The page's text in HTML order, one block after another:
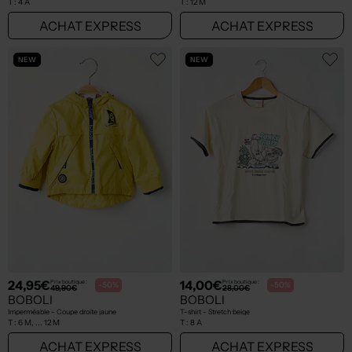
T : 4 A
ACHAT EXPRESS
T : 12 M
ACHAT EXPRESS
NEW
24,95€Prix boutique :
49,90€ -50%
BOBOLI
Imperméable - Coupe droite jaune
T : 6 M, ... 12 M
ACHAT EXPRESS
NEW
14,00€Prix boutique :
28,00€ -50%
BOBOLI
T-shirt - Stretch beige
T : 8 A
ACHAT EXPRESS